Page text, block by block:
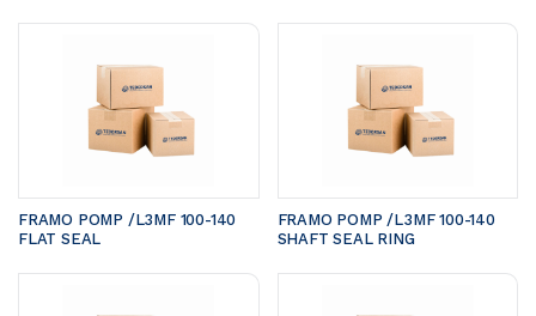
FRAMO POMP /L3MF 100-140
FLAT SEAL
FRAMO POMP /L3MF 100-140
SHAFT SEAL RING